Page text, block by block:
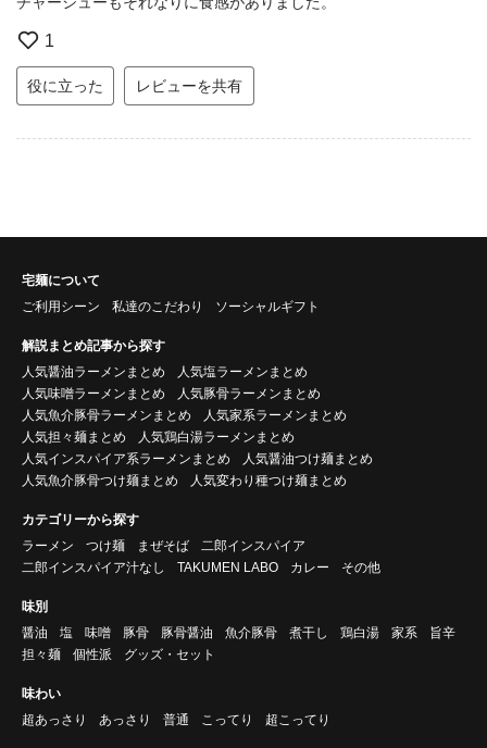
1
役に立った レビューを共有
宅麺について
ご利用シーン
私達のこだわり ソーシャルギフト
解説まとめ記事から探す
人気醤油ラーメンまとめ
人気塩ラーメンまとめ
人気味噌ラーメンまとめ
人気豚骨ラーメンまとめ
人気魚介豚骨ラーメンまとめ
人気家系ラーメンまとめ
人気担々麺まとめ
人気鶏白湯ラーメンまとめ
人気インスパイア系ラーメンまとめ
人気醤油つけ麺まとめ
人気魚介豚骨つけ麺まとめ
人気変わり種つけ麺まとめ
カテゴリーから探す
ラーメン
つけ麺 まぜそば
二郎インスパイア
二郎インスパイア汁なし
TAKUMEN LABO カレー その他
味別
醤油
塩 味噌 豚骨 豚骨醤油 魚介豚骨 煮干し 鶏白湯 家系
旨辛
担々麺
個性派 グッズ・セット
味わい
超あっさり
あっさり 普通 こってり 超こってり